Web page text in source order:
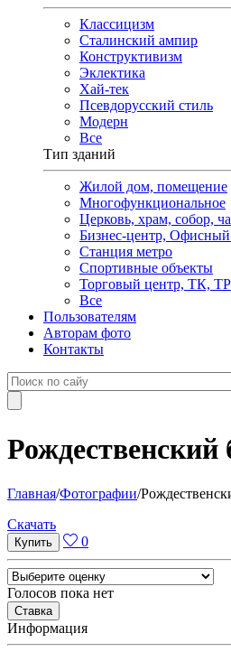
Классицизм
Сталинский ампир
Конструктивизм
Эклектика
Хай-тек
Псевдорусский стиль
Модерн
Все
Тип зданий
Жилой дом, помещение
Многофункциональное
Церковь, храм, собор,
Бизнес-центр,
Станция метро
Спортивные объекты
Торговый центр, ТК,
Все
Пользователям
Авторам фото
Контакты
Рождественский
Главная/Фотографии/
Cкачать
0
Голосов пока нет
Информация